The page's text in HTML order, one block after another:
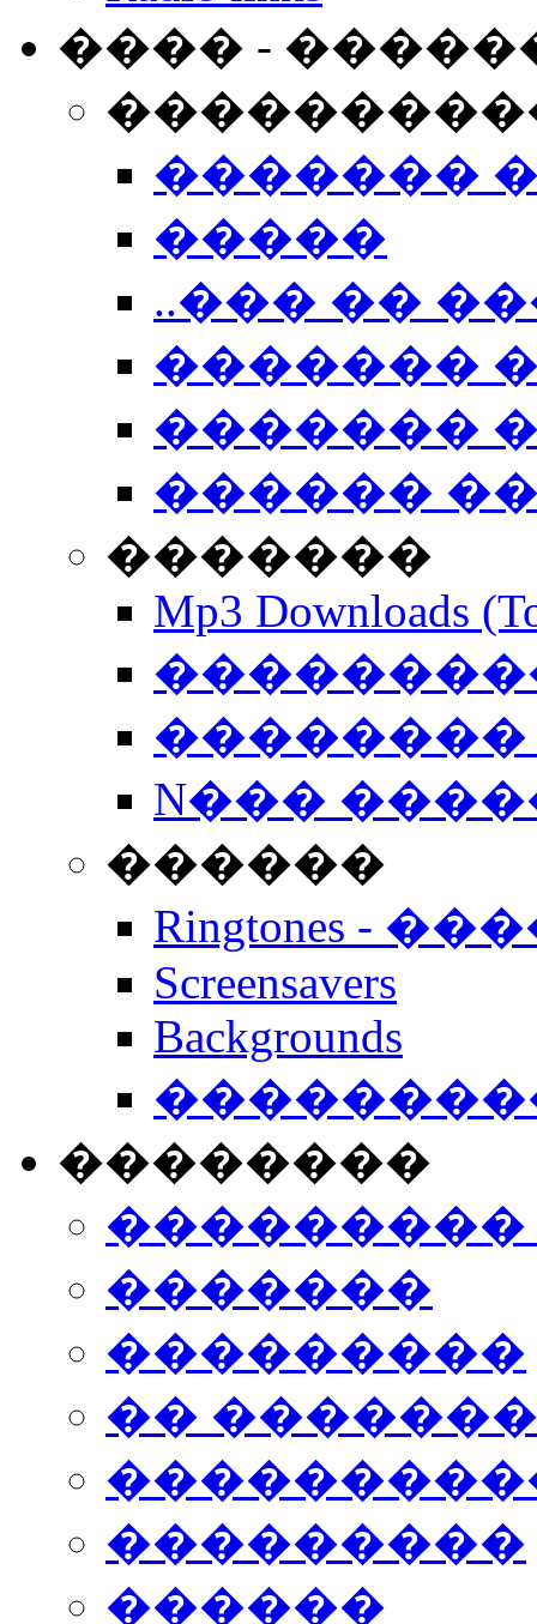
���� -
�������
�����
..��� ��
�������
�������
������
�������
Mp3 Downloads
��������
N���
������
Ringtones -
Screensavers
Backgrounds
��������
���������
�������
���������
��
���������
������